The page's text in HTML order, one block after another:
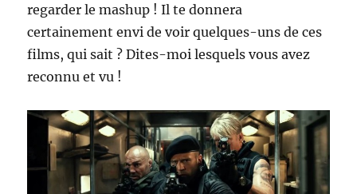
regarder le mashup ! Il te donnera
certainement envi de voir quelques-uns de ces
films, qui sait ? Dites-moi lesquels vous avez
reconnu et vu !